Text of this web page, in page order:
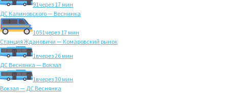
91через 17 мин
ДС Калиновского — Веснинка
1051через 17 мин
Станция Ждановичи — Комаровский рынок
1вчерез 26 мин
ДС Веснянка — Вокзал
1вчерез 30 мин
Вокзал — ДС Веснянка